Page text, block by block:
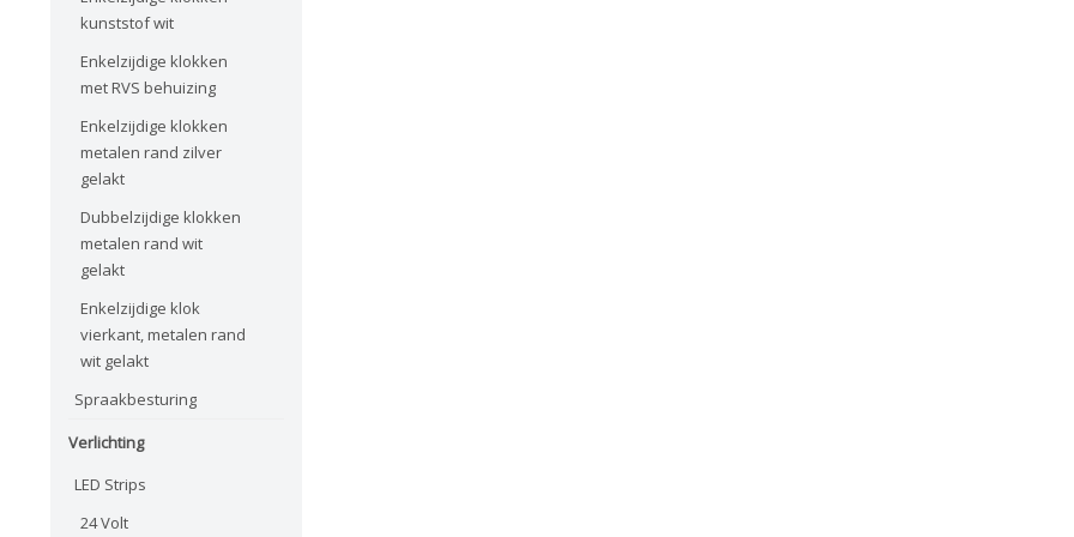
kunststof wit
Enkelzijdige klokken
met RVS behuizing
Enkelzijdige klokken
metalen rand zilver
gelakt
Dubbelzijdige klokken
metalen rand wit
gelakt
Enkelzijdige klok
vierkant, metalen rand
wit gelakt
Spraakbesturing
Verlichting
LED Strips
24 Volt